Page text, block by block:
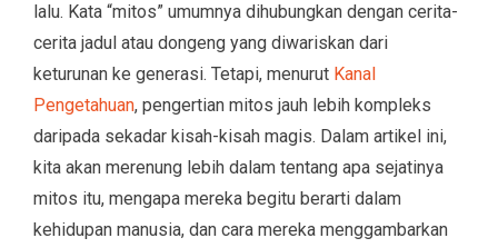
lalu. Kata “mitos” umumnya dihubungkan dengan cerita-
cerita jadul atau dongeng yang diwariskan dari
keturunan ke generasi. Tetapi, menurut Kanal
Pengetahuan, pengertian mitos jauh lebih kompleks
daripada sekadar kisah-kisah magis. Dalam artikel ini,
kita akan merenung lebih dalam tentang apa sejatinya
mitos itu, mengapa mereka begitu berarti dalam
kehidupan manusia, dan cara mereka menggambarkan